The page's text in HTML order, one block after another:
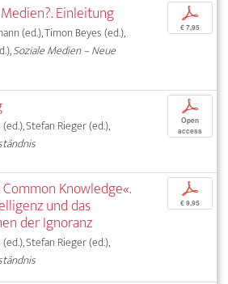
Einleitung
(ed.), Timon Beyes (ed.),
Soziale Medien – Neue
p
€ 7,95
(ed.), Stefan Rieger (ed.),
p
Open
access
Knowledge«.
und das
der Ignoranz
(ed.), Stefan Rieger (ed.),
p
€ 9,95